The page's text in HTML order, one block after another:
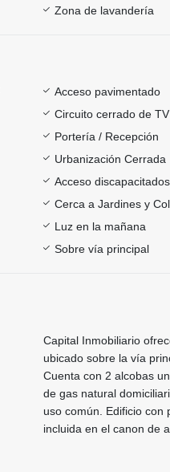
Zona de lavandería
Acceso pavimentado
Circuito cerrado de TV
Portería / Recepción
Urbanización Cerrada
Acceso discapacitados
Cerca a Jardines y
Luz en la mañana
Sobre vía principal
Capital Inmobiliario
ubicado sobre la vía
Cuenta con 2 alcobas
de gas natural
uso común. Edificio con
incluida en el canon de